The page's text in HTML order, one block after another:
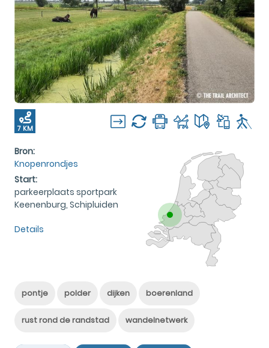
7 KM
Bron:
Knopenrondjes
Start:
parkeerplaats sportpark
Keenenburg, Schipluiden
Details
pontje polder dijken boerenland
rust rond de randstad wandelnetwerk